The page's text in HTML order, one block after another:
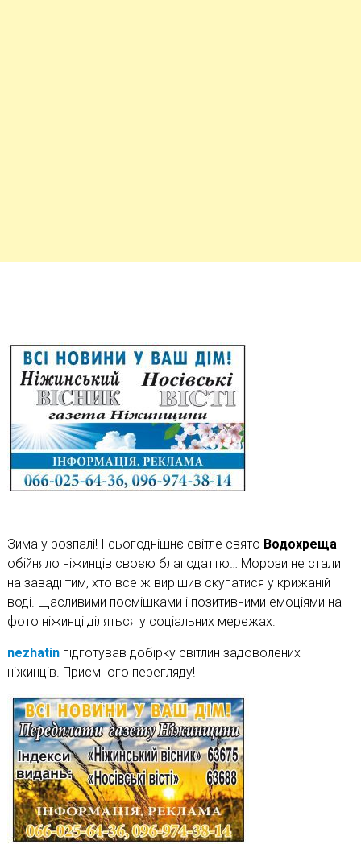
Зима у розпалі! І сьогоднішнє світле свято Водохреща
обійняло ніжинців своєю благодаттю… Морози не стали
на заваді тим, хто все ж вирішив скупатися у крижаній
воді. Щасливими посмішками і позитивними емоціями на
фото ніжинці діляться у соціальних мережах.
nezhatinпідготував добірку світлин задоволених
ніжинців. Приємного перегляду!